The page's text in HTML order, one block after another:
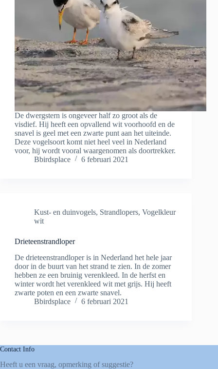
De dwergstern is ongeveer half zo groot als de
visdief. Hij heeft een opvallend wit voorhoofd en de
snavel is geel met een zwarte punt aan het uiteinde.
Deze vogelsoort komt niet heel veel in Nederland
voor, hij wordt vooral waargenomen als doortrekker.
Bbirdsplace
6 februari 2021
Kust- en duinvogels, Strandlopers, Vogelkleur
wit
Drieteenstrandloper
De drieteenstrandloper is in Nederland het hele jaar
door in de buurt van het strand te zien. In de zomer
hebben ze een bruinig verenkleed. In de herfst en
winter wordt het verenkleed wit met grijs. Hij heeft
zwarte poten en een zwarte snavel.
Bbirdsplace
6 februari 2021
Contact Info
Heeft u een vraag, opmerking of suggestie?